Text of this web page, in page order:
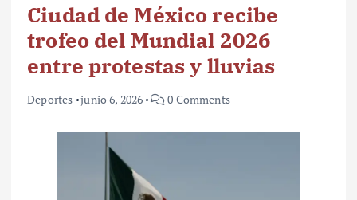
Ciudad de México recibe
trofeo del Mundial 2026
entre protestas y lluvias
Deportes junio 6, 2026 0 Comments